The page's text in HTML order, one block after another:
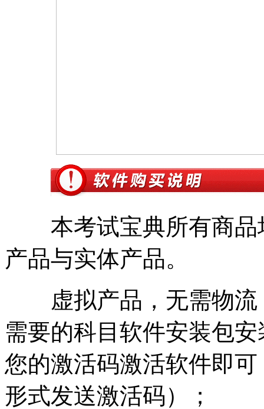
本考试宝典所有商品
产品与实体产品。
虚拟产品，无需物
需要的科目软件安装包
您的激活码激活软件即
形式发送激活码）；